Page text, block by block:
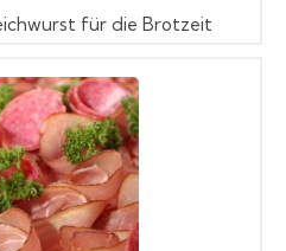
für die Brotzeit